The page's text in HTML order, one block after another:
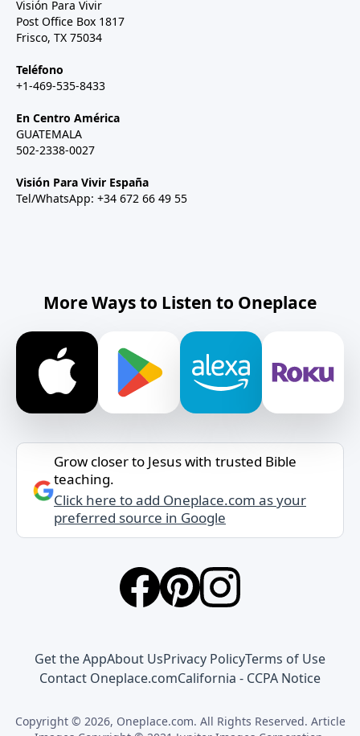
Visión Para Vivir
Post Office Box 1817
Frisco, TX 75034
Teléfono
+1-469-535-8433
En Centro América
GUATEMALA
502-2338-0027
Visión Para Vivir España
Tel/WhatsApp: +34 672 66 49 55
More Ways to Listen to Oneplace
Grow closer to Jesus with trusted Bible
teaching.
Click here to add Oneplace.com as your
preferred source in Google
Get the AppAbout UsPrivacy PolicyTerms of Use
Contact Oneplace.comCalifornia - CCPA Notice
Copyright © 2026, Oneplace.com. All Rights Reserved. Article